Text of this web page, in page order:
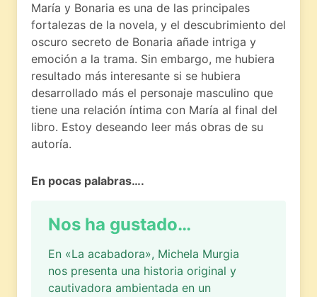
María y Bonaria es una de las principales
fortalezas de la novela, y el descubrimiento del
oscuro secreto de Bonaria añade intriga y
emoción a la trama. Sin embargo, me hubiera
resultado más interesante si se hubiera
desarrollado más el personaje masculino que
tiene una relación íntima con María al final del
libro. Estoy deseando leer más obras de su
autoría.
En pocas palabras….
Nos ha gustado…
En «La acabadora», Michela Murgia
nos presenta una historia original y
cautivadora ambientada en un